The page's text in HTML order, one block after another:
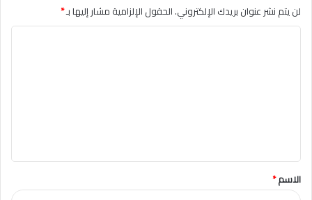
لن يتم نشر عنوان بريدك الإلكتروني.الحقول الإلزامية مشار إليها بـ*
ق
*
الاسم*